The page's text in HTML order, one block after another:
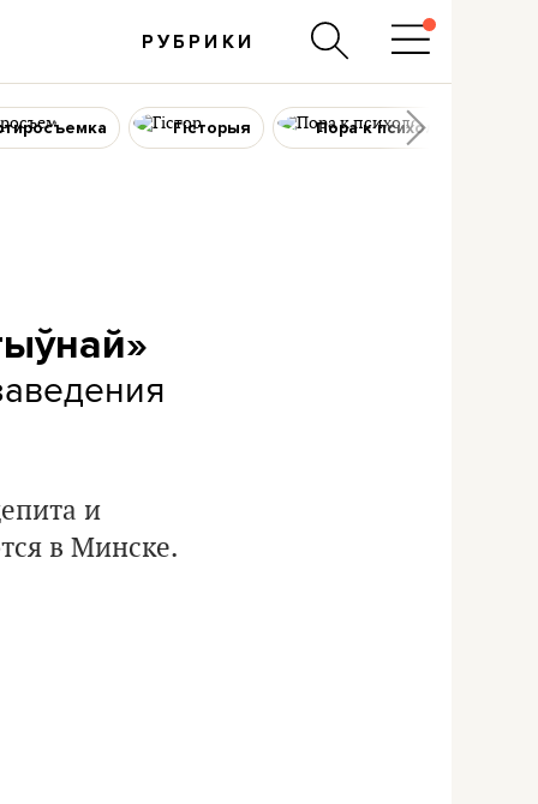
РУБРИКИ
Гісторыя Пора к психологу
и
в Минске.